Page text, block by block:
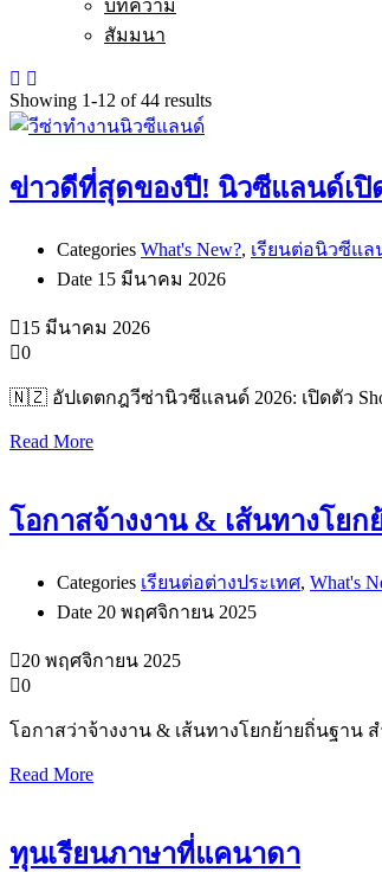
บทความ
สัมมนา
Showing 1-12 of 44 results
ข่าวดีที่สุดของปี! นิวซีแลนด์เ
Categories What's New?, เรียนต่อนิวซีแล
Date 15 มีนาคม 2026
15 มีนาคม 2026
0
🇳🇿 อัปเดตกฎวีซ่านิวซีแลนด์ 2026: เปิดตัว
Read More
โอกาสจ้างงาน & เส้นทางโย
Categories เรียนต่อต่างประเทศ, What's
Date 20 พฤศจิกายน 2025
20 พฤศจิกายน 2025
0
โอกาสว่าจ้างงาน & เส้นทางโยกย้ายถิ่นฐาน
Read More
ทุนเรียนภาษาที่แคนาดา